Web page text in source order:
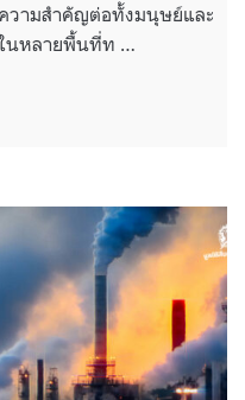
วามสำคัญต่อทั้งมนุษย์และ
นหลายพื้นที่ท …
ฟื้นตัว แต่…